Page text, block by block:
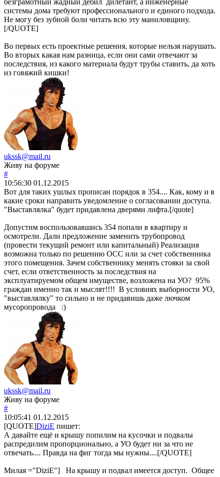
системы дома требуют профессионального и единого подхода.
Не могу без зубной боли читать всю эту маниловщину.
[/QUOTE]
Во первых есть проектные решения, которые нельзя нарушать.
Во вторых какая нам разница, если они сами отвечают за
последствия, из какого материала будут трубы ставить, да хоть
из говяжий кишки!
ukssk@mail.ru
Живу на форуме
#
10:56:30 01.12.2015
Вот для таких ушлых прописан порядок в 354.... Как, кому и в
какие сроки направить уведомление о согласовании доступа.
"Выставлялка" будет придавлена дверями лифта.[/quote]
Допустим воспользовавшись 354 попали в квартиру и
осмотрели. Дали предложение заменить трубопровод
(провести текущий ремонт или капитальный) Реализация
возможна только по решению ОСС или за счет собственника
этого помещения. Зачем собственнику менять стояки за свой
счет, если ответственность за последствия на
эксплуатируемом общем имуществе, возложена на УО? 95%
граждан именно так и мыслят!!!! В условиях выборности УО,
"выставлялку" то сильно и не придавишь даже лючком
мусоропровода :)
ukssk@mail.ru
Живу на форуме
#
10:05:41 01.12.2015
[QUOTE]DiziE пишет:
А давайте ещё и крышу попилим на кусочки и подвалы
распредилим пропорционально, а УО будет ни за что не
отвечать.... Правда на фиг тогда мы нужны....[/QUOTE]
Милая ="DiziE"] На крышу и подвал имеется доступ. Общее